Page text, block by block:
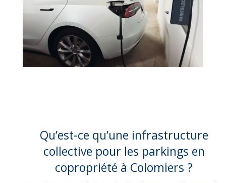
Qu’est-ce qu’une infrastructure
collective pour les parkings en
copropriété à Colomiers ?